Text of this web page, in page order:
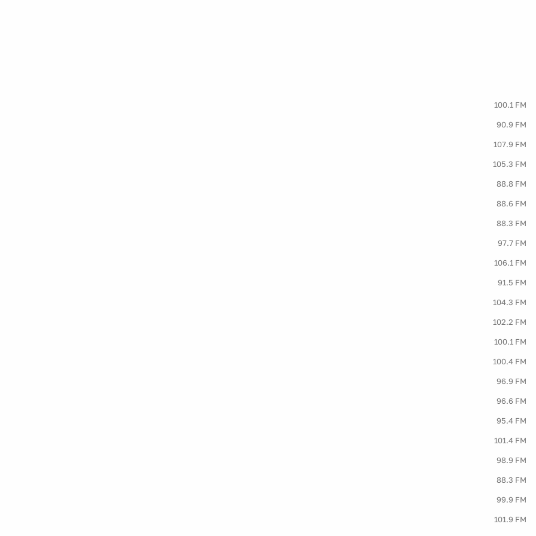
100.1 FM
90.9 FM
107.9 FM
105.3 FM
88.8 FM
88.6 FM
88.3 FM
97.7 FM
106.1 FM
91.5 FM
104.3 FM
102.2 FM
100.1 FM
100.4 FM
96.9 FM
96.6 FM
95.4 FM
101.4 FM
98.9 FM
88.3 FM
99.9 FM
101.9 FM